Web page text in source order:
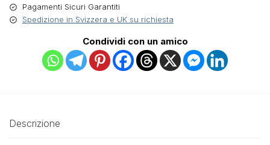
Pagamenti Sicuri Garantiti
Spedizione in Svizzera e UK su richiesta
Condividi con un amico
Descrizione